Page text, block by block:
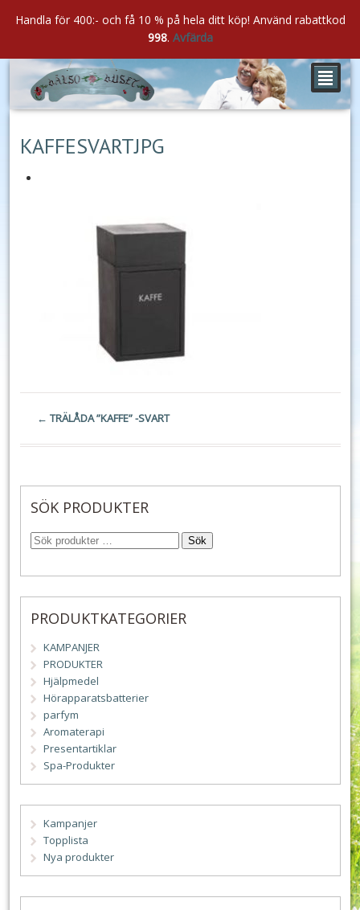
²
KAFFESVARTJPG
← TRÄLÅDA ”KAFFE” -SVART
SÖK PRODUKTER
Sök
PRODUKTKATEGORIER
KAMPANJER
PRODUKTER
Hjälpmedel
Hörapparatsbatterier
parfym
Aromaterapi
Presentartiklar
Spa-Produkter
Kampanjer
Topplista
Nya produkter
Handla för 400:- och få 10 % på hela ditt köp! Använd rabattkod
998. Avfärda